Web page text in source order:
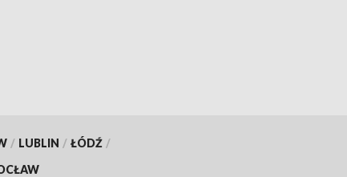
/ LUBLIN / ŁÓDŹ /